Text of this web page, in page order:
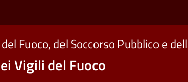
Fuoco, del Soccorso Pubblico e
Vigili del Fuoco